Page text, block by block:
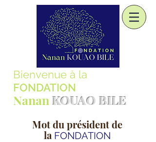
Bienvenue à la
FONDATION
Nanan KOUAO BILE
Mot du président de
la FONDATION